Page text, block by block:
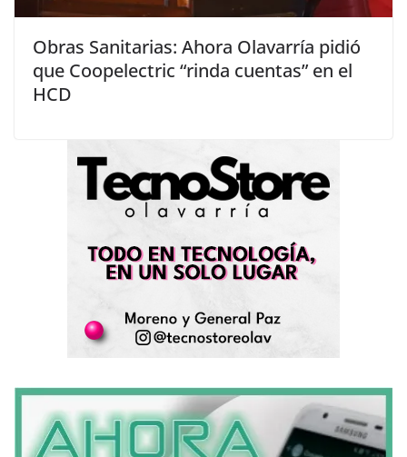
Obras Sanitarias: Ahora Olavarría pidió
que Coopelectric “rinda cuentas” en el
HCD